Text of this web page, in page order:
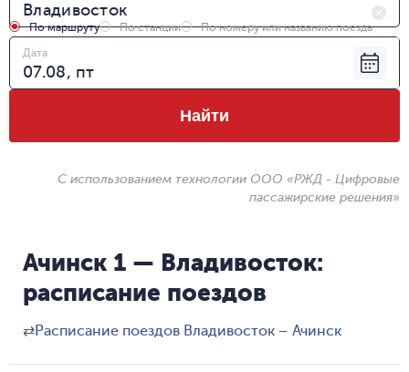
По маршруту По станции
По номеру или названию поезда
Дата
Найти
С использованием технологии ООО «РЖД - Цифровые
пассажирские решения»
Ачинск 1 — Владивосток:
расписание поездов
⇄Расписание поездов Владивосток – Ачинск